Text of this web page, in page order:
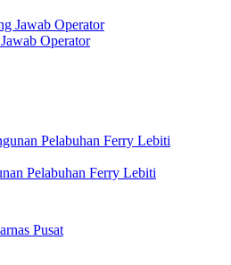
Operator
Pelabuhan Ferry Lebiti
Pusat